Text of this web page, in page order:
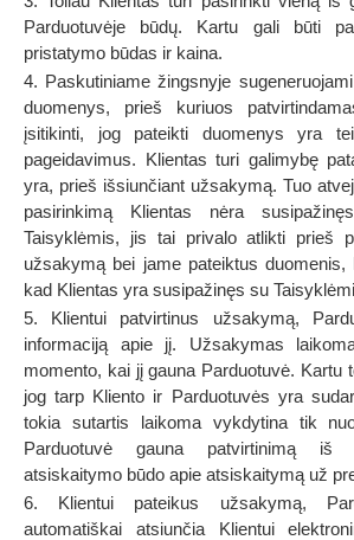
Parduotuvėje būdų. Kartu gali būti
pristatymo būdas ir kaina.
4. Paskutiniame žingsnyje
duomenys, prieš kuriuos
įsitikinti, jog pateikti duomenys yra
pageidavimus. Klientas turi galimybę
yra, prieš išsiunčiant užsakymą. Tuo
pasirinkimą Klientas nėra
Taisyklėmis, jis tai privalo atlikti prieš
užsakymą bei jame pateiktus duomenis,
kad Klientas yra susipažinęs su
5. Klientui patvirtinus užsakymą,
informaciją apie jį. Užsakymas
momento, kai jį gauna Parduotuvė. Kartu
jog tarp Kliento ir Parduotuvės yra
tokia sutartis laikoma vykdytina tik
Parduotuvė gauna patvirtinimą iš
atsiskaitymo būdo apie atsiskaitymą už
6. Klientui pateikus užsakymą,
automatiškai atsiunčia Klientui